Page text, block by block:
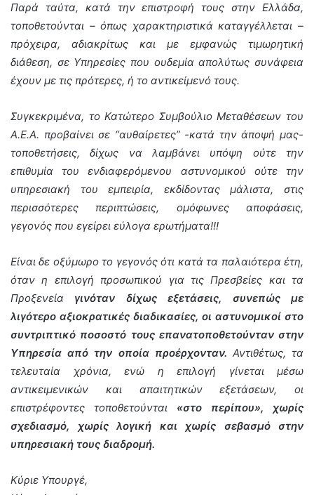
Παρά ταύτα, κατά την επιστροφή τους στην Ελλάδα,
τοποθετούνται – όπως χαρακτηριστικά καταγγέλλεται –
πρόχειρα, αδιακρίτως και με εμφανώς τιμωρητική
διάθεση, σε Υπηρεσίες που ουδεμία απολύτως συνάφεια
έχουν με τις πρότερες, ή το αντικείμενό τους.
Συγκεκριμένα, το Κατώτερο Συμβούλιο Μεταθέσεων του
Α.Ε.Α. προβαίνει σε “αυθαίρετες” -κατά την άποψή μας-
τοποθετήσεις, δίχως να λαμβάνει υπόψη ούτε την
επιθυμία του ενδιαφερόμενου αστυνομικού ούτε την
υπηρεσιακή του εμπειρία, εκδίδοντας μάλιστα, στις
περισσότερες περιπτώσεις, ομόφωνες αποφάσεις,
γεγονός που εγείρει εύλογα ερωτήματα!!!
Είναι δε οξύμωρο το γεγονός ότι κατά τα παλαιότερα έτη,
όταν η επιλογή προσωπικού για τις Πρεσβείες και τα
Προξενεία γινόταν δίχως εξετάσεις, συνεπώς με
λιγότερο αξιοκρατικές διαδικασίες, οι αστυνομικοί στο
συντριπτικό ποσοστό τους επανατοποθετούνταν στην
Υπηρεσία από την οποία προέρχονταν. Αντιθέτως, τα
τελευταία χρόνια, ενώ η επιλογή γίνεται μέσω
αντικειμενικών και απαιτητικών εξετάσεων, οι
επιστρέφοντες τοποθετούνται «στο περίπου», χωρίς
σχεδιασμό, χωρίς λογική και χωρίς σεβασμό στην
υπηρεσιακή τους διαδρομή.
Κύριε Υπουργέ,